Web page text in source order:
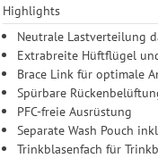
Highlights
Neutrale Lastverteilung
Extrabreite Hüftflügel
Brace Link für optimale
Spürbare
PFC-freie Ausrüstung
Separate Wash Pouch
Trinkblasenfach für